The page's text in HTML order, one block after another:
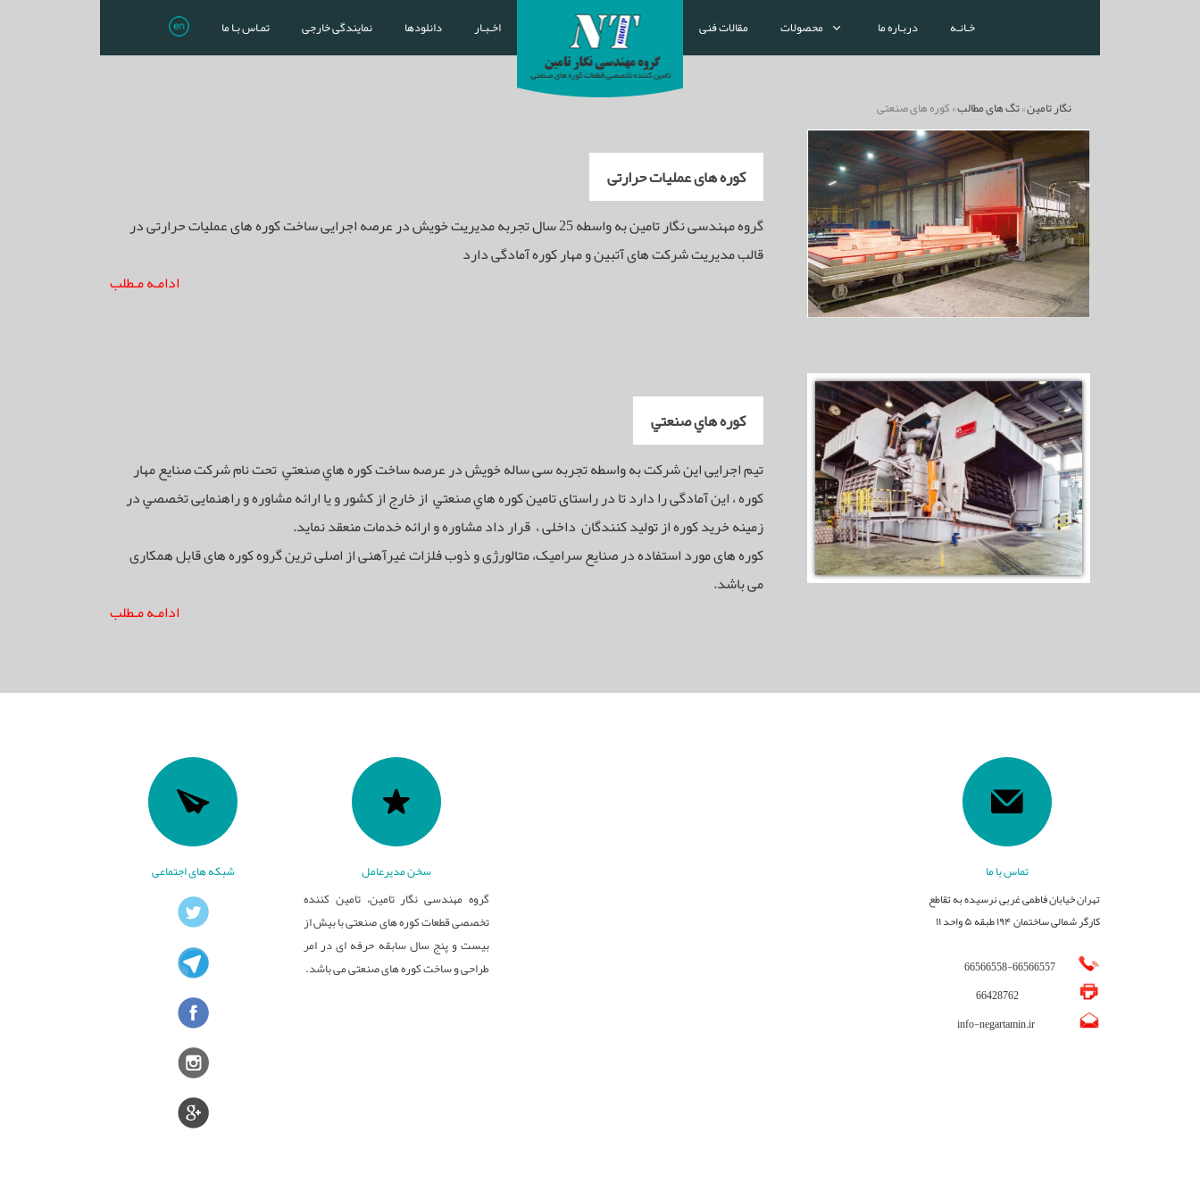
تمـاس بـا ما نمایندگی خارجی دانلودها اخـبـار مقالات فنی محصولات دربـاره ما خـانـه
نگار تامین»تگ های مطالب» کوره های صنعتی
کوره های عملیات حرارتی
گروه مهندسی نگار تامین به واسطه 25 سال تجربه مدیریت خویش در عرصه اجرایی ساخت کوره های عملیات حرارتی در
قالب مدیریت شرکت های آتبین و مهار کوره آمادگی دارد
ادامـه مـطلب
كوره هاي صنعتي
تيم اجرايی اين شركت به واسطه تجربه سی ساله خويش در عرصه ساخت كوره هاي صنعتي تحت نام شركت صنايع مهار
كوره ، این آمادگی را دارد تا در راستای تامين كوره هاي صنعتي از خارج از كشور و يا ارائه مشاوره و راهنمایی تخصصي در
زمینه خريد کوره از تولید کنندگان داخلی ، قرار داد مشاوره و ارائه خدمات منعقد نمايد.
کوره های مورد استفاده در صنایع سرامیک، متالورژی و ذوب فلزات غیرآهنی از اصلی ترین گروه کوره های قابل همکاری
می باشد.
ادامـه مـطلب
شبکه های اجتماعی
سخن مدیرعامل
گروه مهندسی نگار تامین، تامین کننده
تخصصی قطعات کوره های صنعتی با بیش از
بیست و پنج سال سابقه حرفه ای در امر
طراحی و ساخت کوره های صنعتی می باشد.
تماس با ما
تهران خیابان فاطمی غربی نرسیده به تقاطع
کارگر شمالی ساختمان ۱۹۴ طبقه ۵ واحد ۱۱
66566558-66566557
66428762
info-negartamin.ir